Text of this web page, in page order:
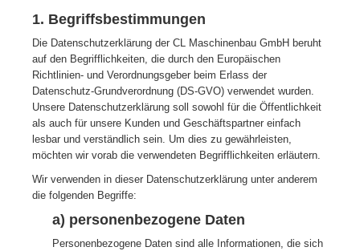
1. Begriffsbestimmungen
Die Datenschutzerklärung der CL Maschinenbau GmbH beruht
auf den Begrifflichkeiten, die durch den Europäischen
Richtlinien- und Verordnungsgeber beim Erlass der
Datenschutz-Grundverordnung (DS-GVO) verwendet wurden.
Unsere Datenschutzerklärung soll sowohl für die Öffentlichkeit
als auch für unsere Kunden und Geschäftspartner einfach
lesbar und verständlich sein. Um dies zu gewährleisten,
möchten wir vorab die verwendeten Begrifflichkeiten erläutern.
Wir verwenden in dieser Datenschutzerklärung unter anderem
die folgenden Begriffe:
a) personenbezogene Daten
Personenbezogene Daten sind alle Informationen, die sich